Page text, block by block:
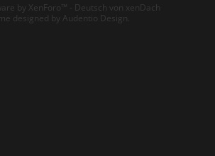
by XenForo™ - Deutsch von xenDach
designed by Audentio Design.